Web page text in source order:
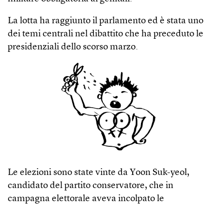
La lotta ha raggiunto il parlamento ed è stata uno
dei temi centrali nel dibattito che ha preceduto le
presidenziali dello scorso marzo.
Le elezioni sono state vinte da Yoon Suk-yeol,
candidato del partito conservatore, che in
campagna elettorale aveva incolpato le